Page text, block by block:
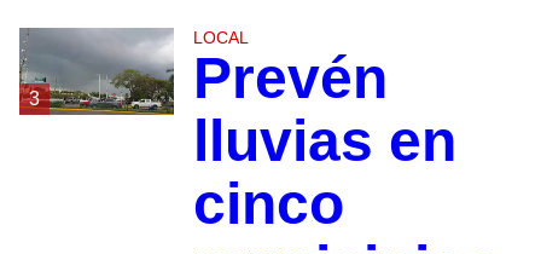
3
LOCAL
Prevén
lluvias en
cinco